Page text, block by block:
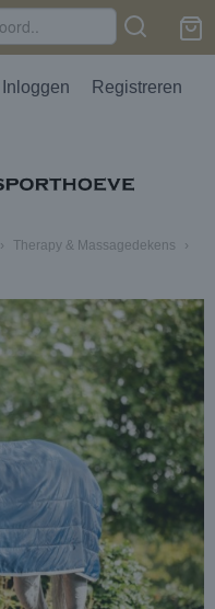
Inloggen Registreren
› Therapy & Massagedekens
›